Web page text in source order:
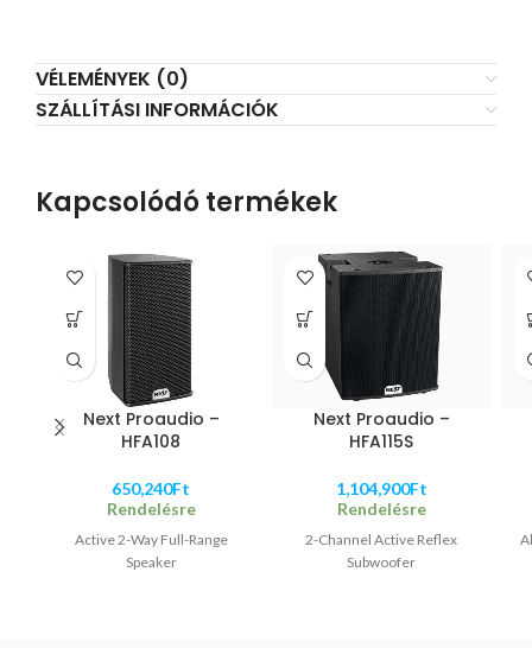
VÉLEMÉNYEK (0)
SZÁLLÍTÁSI INFORMÁCIÓK
Kapcsolódó termékek
Next Proaudio –
HFA108
650,240Ft
Rendelésre
Active 2-Way Full-Range
Speaker
Next Proaudio –
HFA115S
1,104,900Ft
Rendelésre
2-Channel Active Reflex
Subwoofer